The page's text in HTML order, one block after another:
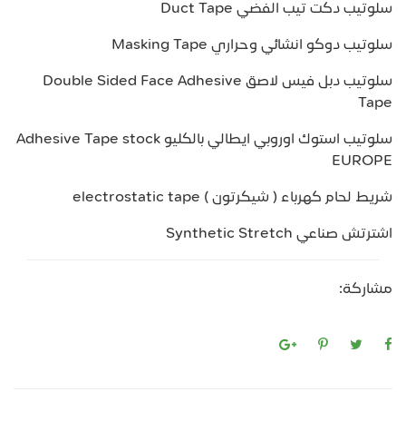
سلوتيب دكت تيب الفضي Duct Tape
سلوتيب دوكو انشائي وحراري Masking Tape
سلوتيب دبل فيس لاصق Double Sided Face Adhesive
Tape
سلوتيب استوك اوروبي ايطالي بالكليو Adhesive Tape stock
EUROPE
شريط لحام كهرباء ( شيكرتون ) electrostatic tape
اشترتش صناعي Synthetic Stretch
مشاركة: